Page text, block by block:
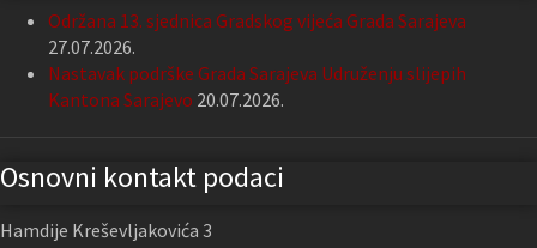
Održana 13. sjednica Gradskog vijeća Grada Sarajeva
27.07.2026.
Nastavak podrške Grada Sarajeva Udruženju slijepih
Kantona Sarajevo 20.07.2026.
Osnovni kontakt podaci
Hamdije Kreševljakovića 3